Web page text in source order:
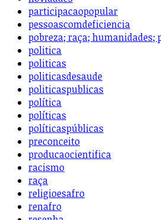
participacaopopular
pessoascomdeficiencia
pobreza; raça; humanidades;
politica
politicas
politicasdesaude
politicaspublicas
política
políticas
políticaspúblicas
preconceito
producaocientifica
racismo
raça
religioesafro
renafro